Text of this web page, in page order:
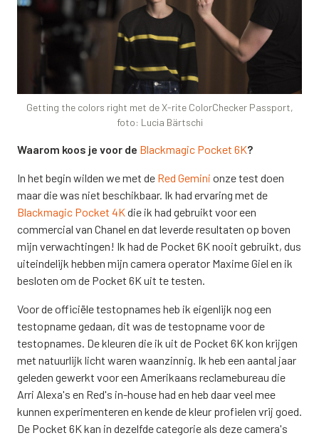
Getting the colors right met de X-rite ColorChecker Passport,
foto: Lucia Bärtschi
Waarom koos je voor de Blackmagic Pocket 6K?
In het begin wilden we met de Red Gemini onze test doen
maar die was niet beschikbaar. Ik had ervaring met de
Blackmagic Pocket 4Kdie ik had gebruikt voor een
commercial van Chanel en dat leverde resultaten op boven
mijn verwachtingen! Ik had de Pocket 6K nooit gebruikt, dus
uiteindelijk hebben mijn camera operator Maxime Giel en ik
besloten om de Pocket 6K uit te testen.
Voor de officiële testopnames heb ik eigenlijk nog een
testopname gedaan, dit was de testopname voor de
testopnames. De kleuren die ik uit de Pocket 6K kon krijgen
met natuurlijk licht waren waanzinnig. Ik heb een aantal jaar
geleden gewerkt voor een Amerikaans reclamebureau die
Arri Alexa's en Red's in-house had en heb daar veel mee
kunnen experimenteren en kende de kleur profielen vrij goed.
De Pocket 6K kan in dezelfde categorie als deze camera's